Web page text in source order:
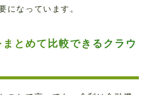
になっています。
とめて比較できるクラウ